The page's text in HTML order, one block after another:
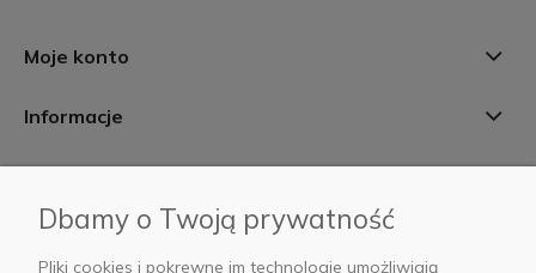
Moje konto
Informacje
AB Foto
Dbamy o Twoją prywatność
Pliki cookies i pokrewne im technologie umożliwiają